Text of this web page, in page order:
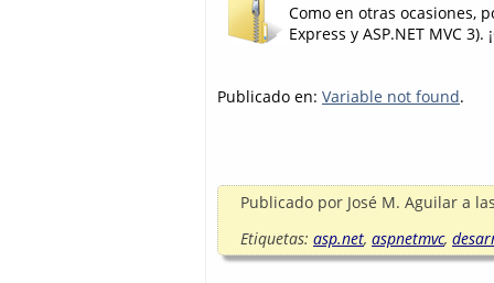
Como en otras ocasiones,
Express y ASP.NET MVC
Publicado en: Variable not found.
Publicado por José M. Aguilar a
Etiquetas: asp.net, aspnetmvc,